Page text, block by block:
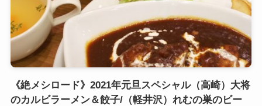
《絶メシロード》2021年元旦スペシャル（高崎）大将
のカルビラーメン＆餃子/（軽井沢）れむの巣のビー